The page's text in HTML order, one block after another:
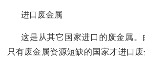
进口废金属
这是从其它国家进口的废金属。
只有废金属资源短缺的国家才进口